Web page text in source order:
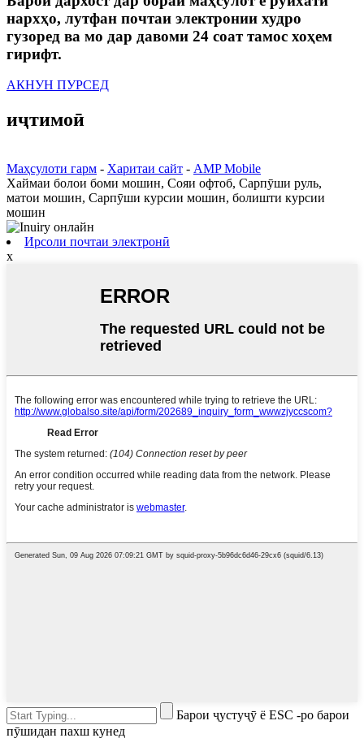
нархҳо, лутфан почтаи электронии худро
гузоред ва мо дар давоми 24 соат тамос хоҳем
гирифт.
АКНУН ПУРСЕД
иҷтимоӣ
Маҳсулоти гарм - Харитаи сайт - AMP Mobile
Хаймаи болои боми мошин, Сояи офтоб, Сарпӯши руль,
матои мошин, Сарпӯши курсии мошин, болишти курсии
мошин
Ирсоли почтаи электронӣ
x
Барои ҷустуҷӯ ё ESC -ро барои
пӯшидан пахш кунед